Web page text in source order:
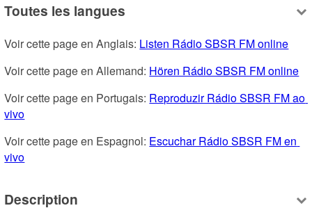
Toutes les langues
Voir cette page en Anglais: Listen Rádio SBSR FM online
Voir cette page en Allemand: Hören Rádio SBSR FM online
Voir cette page en Portugais: Reproduzir Rádio SBSR FM ao
vivo
Voir cette page en Espagnol: Escuchar Rádio SBSR FM en
vivo
Description